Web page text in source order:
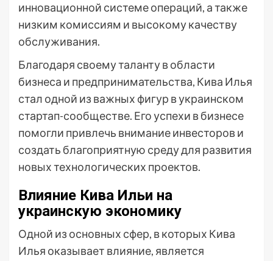
инновационной системе операций, а также
низким комиссиям и высокому качеству
обслуживания.
Благодаря своему таланту в области
бизнеса и предпринимательства, Кива Илья
стал одной из важных фигур в украинском
стартап-сообществе. Его успехи в бизнесе
помогли привлечь внимание инвесторов и
создать благоприятную среду для развития
новых технологических проектов.
Влияние Кива Ильи на
украинскую экономику
Одной из основных сфер, в которых Кива
Илья оказывает влияние, является